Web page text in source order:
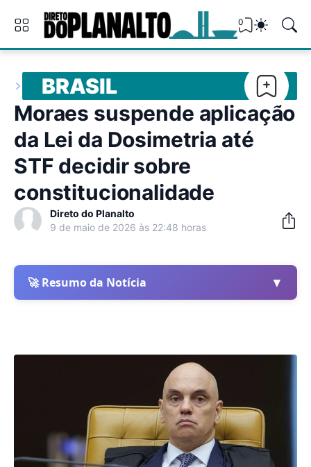
0
BRASIL
Moraes suspende aplicação
da Lei da Dosimetria até
STF decidir sobre
constitucionalidade
Direto do Planalto
9 de maio de 2026 às 22:48 horas
🚀 Resumo da Notícia ▼